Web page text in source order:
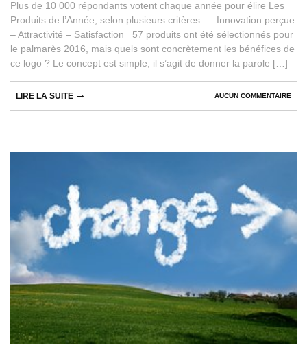
Plus de 10 000 répondants votent chaque année pour élire Les
Produits de l’Année, selon plusieurs critères : – Innovation perçue
– Attractivité – Satisfaction 57 produits ont été sélectionnés pour
le palmarès 2016, mais quels sont concrètement les bénéfices de
ce logo ? Le concept est simple, il s’agit de donner la parole […]
AUCUN COMMENTAIRE
LIRE LA SUITE